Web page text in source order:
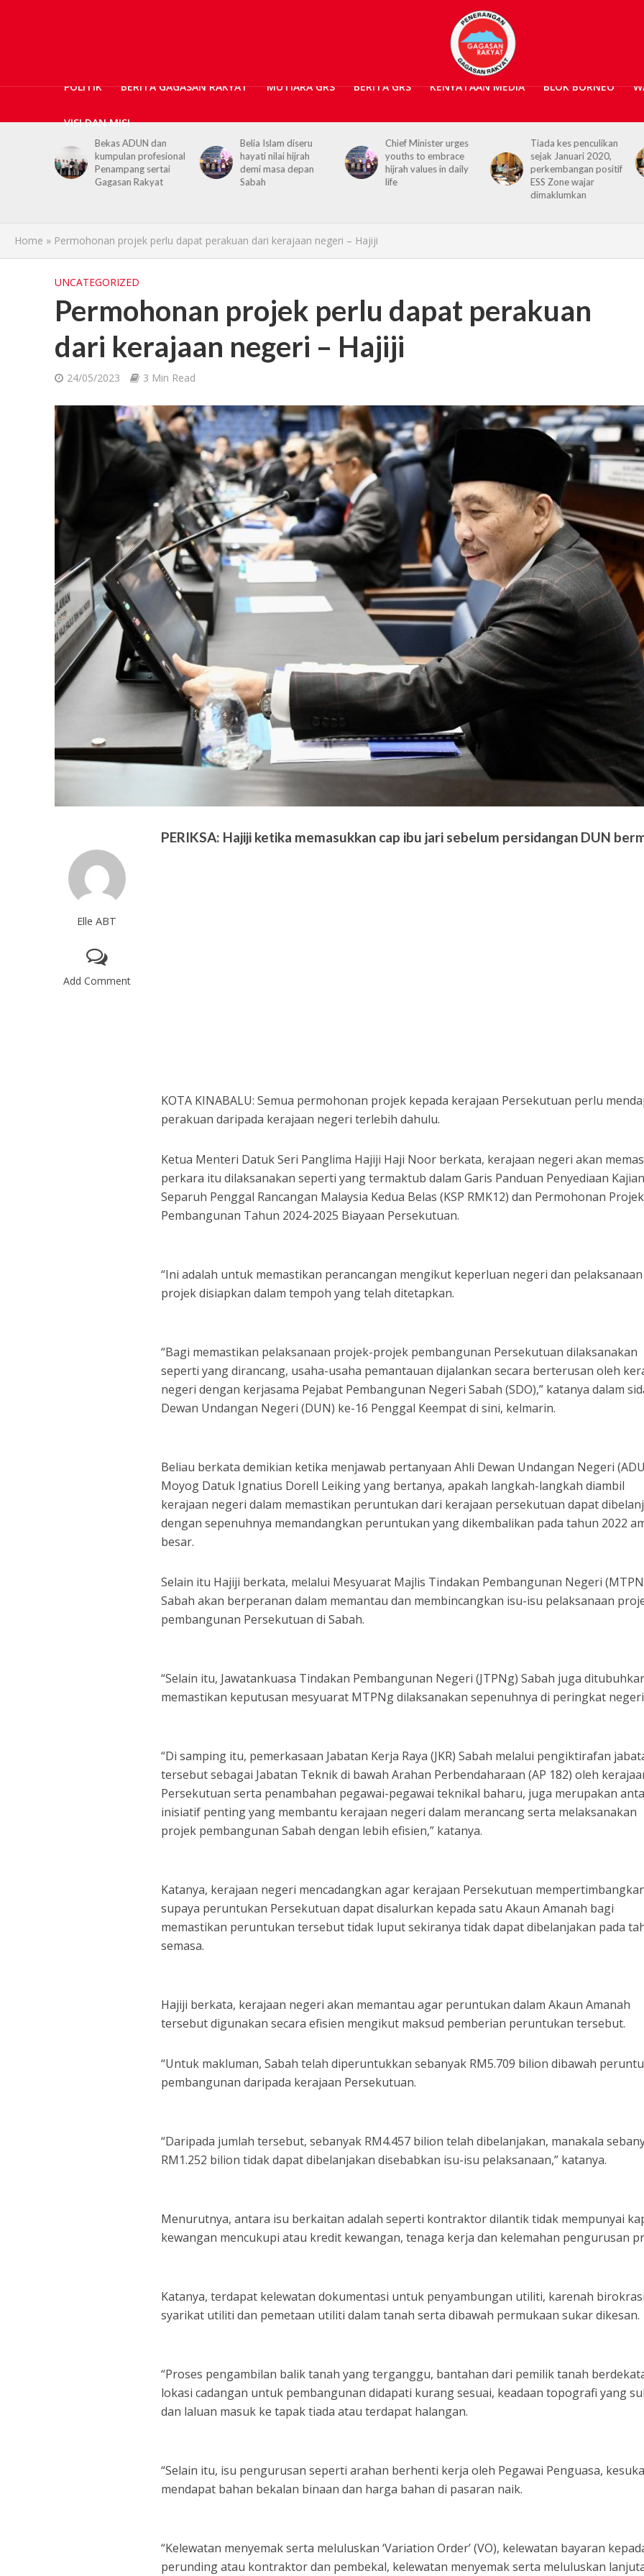
POLITIK BERITA GAGASAN RAKYAT MUTIARA GRS BERITA GRS KENYATAAN MEDIA BLOK BORNEO
VISI DAN MISI
Belia Islam diseru
hayati nilai hijrah
demi masa depan
Sabah
Chief Minister urges
youths to embrace
hijrah values in daily
life
Tiada kes penculikan
sejak Januari 2020,
perkembangan positif
ESS Zone wajar
No kidnap-for-
ransom cases since
2020, Hajiji credits
Security Agencies
Home » Permohonan projek perlu dapat perakuan dari kerajaan negeri – Hajiji
UNCATEGORIZED
Permohonan projek perlu dapat perakuan
dari kerajaan negeri – Hajiji
24/05/2023 3 Min Read
Elle ABT
Add Comment
PERIKSA: Hajiji ketika memasukkan cap ibu jari sebelum persidangan DUN
KOTA KINABALU: Semua permohonan projek kepada kerajaan Persekutuan perlu
perakuan daripada kerajaan negeri terlebih dahulu.
Ketua Menteri Datuk Seri Panglima Hajiji Haji Noor berkata, kerajaan negeri akan
perkara itu dilaksanakan seperti yang termaktub dalam Garis Panduan Penyediaan
Separuh Penggal Rancangan Malaysia Kedua Belas (KSP RMK12) dan Permohonan Projek
Pembangunan Tahun 2024-2025 Biayaan Persekutuan.
“Ini adalah untuk memastikan perancangan mengikut keperluan negeri dan pelaksanaan
projek disiapkan dalam tempoh yang telah ditetapkan.
“Bagi memastikan pelaksanaan projek-projek pembangunan Persekutuan dilaksanakan
seperti yang dirancang, usaha-usaha pemantauan dijalankan secara berterusan oleh
negeri dengan kerjasama Pejabat Pembangunan Negeri Sabah (SDO),” katanya dalam
Dewan Undangan Negeri (DUN) ke-16 Penggal Keempat di sini, kelmarin.
Beliau berkata demikian ketika menjawab pertanyaan Ahli Dewan Undangan Negeri
Moyog Datuk Ignatius Dorell Leiking yang bertanya, apakah langkah-langkah diambil
kerajaan negeri dalam memastikan peruntukan dari kerajaan persekutuan dapat
dengan sepenuhnya memandangkan peruntukan yang dikembalikan pada tahun 2022
besar.
Selain itu Hajiji berkata, melalui Mesyuarat Majlis Tindakan Pembangunan Negeri
Sabah akan berperanan dalam memantau dan membincangkan isu-isu pelaksanaan
pembangunan Persekutuan di Sabah.
“Selain itu, Jawatankuasa Tindakan Pembangunan Negeri (JTPNg) Sabah juga
memastikan keputusan mesyuarat MTPNg dilaksanakan sepenuhnya di peringkat
“Di samping itu, pemerkasaan Jabatan Kerja Raya (JKR) Sabah melalui pengiktirafan
tersebut sebagai Jabatan Teknik di bawah Arahan Perbendaharaan (AP 182) oleh
Persekutuan serta penambahan pegawai-pegawai teknikal baharu, juga merupakan
inisiatif penting yang membantu kerajaan negeri dalam merancang serta melaksanakan
projek pembangunan Sabah dengan lebih efisien,” katanya.
Katanya, kerajaan negeri mencadangkan agar kerajaan Persekutuan
supaya peruntukan Persekutuan dapat disalurkan kepada satu Akaun Amanah bagi
memastikan peruntukan tersebut tidak luput sekiranya tidak dapat dibelanjakan pada
semasa.
Hajiji berkata, kerajaan negeri akan memantau agar peruntukan dalam Akaun Amanah
tersebut digunakan secara efisien mengikut maksud pemberian peruntukan tersebut.
“Untuk makluman, Sabah telah diperuntukkan sebanyak RM5.709 bilion dibawah
pembangunan daripada kerajaan Persekutuan.
“Daripada jumlah tersebut, sebanyak RM4.457 bilion telah dibelanjakan, manakala
RM1.252 bilion tidak dapat dibelanjakan disebabkan isu-isu pelaksanaan,” katanya.
Menurutnya, antara isu berkaitan adalah seperti kontraktor dilantik tidak mempunyai
kewangan mencukupi atau kredit kewangan, tenaga kerja dan kelemahan pengurusan
Katanya, terdapat kelewatan dokumentasi untuk penyambungan utiliti, karenah
syarikat utiliti dan pemetaan utiliti dalam tanah serta dibawah permukaan sukar dikesan.
“Proses pengambilan balik tanah yang terganggu, bantahan dari pemilik tanah
lokasi cadangan untuk pembangunan didapati kurang sesuai, keadaan topografi yang
dan laluan masuk ke tapak tiada atau terdapat halangan.
“Selain itu, isu pengurusan seperti arahan berhenti kerja oleh Pegawai Penguasa,
mendapat bahan bekalan binaan dan harga bahan di pasaran naik.
“Kelewatan menyemak serta meluluskan ‘Variation Order’ (VO), kelewatan bayaran
perunding atau kontraktor dan pembekal, kelewatan menyemak serta meluluskan